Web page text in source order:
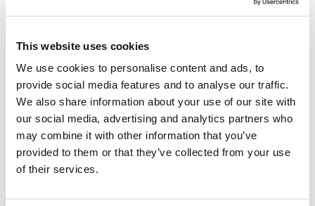
This website uses cookies
We use cookies to personalise content and ads, to
provide social media features and to analyse our traffic.
We also share information about your use of our site with
our social media, advertising and analytics partners who
may combine it with other information that you’ve
provided to them or that they’ve collected from your use
of their services.
NOTICIAS
robar datos usando el sonido de
los discos duros
SECURELIST
NOTICIAS
Hackers convierten perfiles
legítimos de Instagram en cuentas
de spam pornográfico
SECURELIST